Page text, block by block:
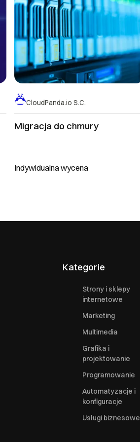
CloudPanda.io S.C.
Migracja do chmury
Indywidualna wycena
Kategorie
Strony i sklepy
internetowe
Marketing
Multimedia
Grafika i
projektowanie
Programowanie
Automatyzacje i
konfiguracje
Usługi biznesowe